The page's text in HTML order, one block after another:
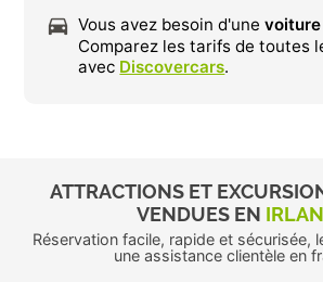
Vous avez besoin d'une
Comparez les tarifs de toutes
avec Discovercars.
ATTRACTIONS ET
VENDUES EN
Réservation facile, rapide et sécurisée,
une assistance clientèle en